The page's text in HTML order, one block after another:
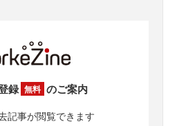
録 無料 のご案内
記事が閲覧できます